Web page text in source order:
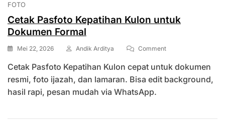
FOTO
Cetak Pasfoto Kepatihan Kulon untuk
Dokumen Formal
Mei 22, 2026 Andik Arditya CommentOn
Pasfoto
Kepatihan
Cetak Pasfoto Kepatihan Kulon cepat untuk dokumen
resmi, foto ijazah, dan lamaran. Bisa edit background,
hasil rapi, pesan mudah via WhatsApp.